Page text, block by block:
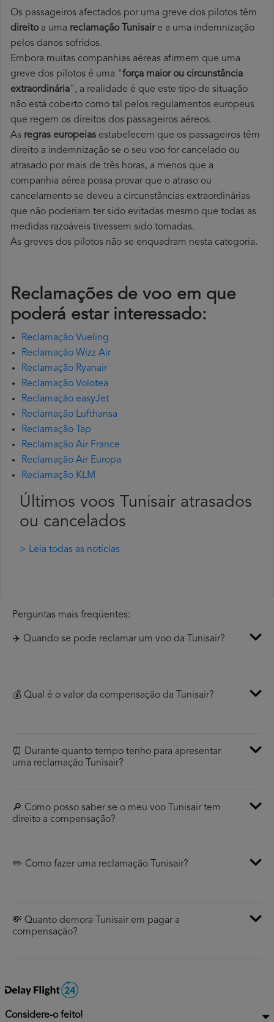
Os passageiros afectados por uma greve dos pilotos têm
direitoa uma reclamação Tunisaire a uma indemnização
pelos danos sofridos.
Embora muitas companhias aéreas afirmem que uma
greve dos pilotos é uma "força maior ou circunstância
extraordinária", a realidade é que este tipo de situação
não está coberto como tal pelos regulamentos europeus
que regem os direitos dos passageiros aéreos.
As regras europeias estabelecem que os passageiros têm
direito a indemnização se o seu voo for cancelado ou
atrasado por mais de três horas, a menos que a
companhia aérea possa provar que o atraso ou
cancelamento se deveu a circunstâncias extraordinárias
que não poderiam ter sido evitadas mesmo que todas as
medidas razoáveis tivessem sido tomadas.
As greves dos pilotos não se enquadram nesta categoria.
Reclamações de voo em que
poderá estar interessado:
Reclamação Vueling
Reclamação Wizz Air
Reclamação Ryanair
Reclamação Volotea
Reclamação easyJet
Reclamação Lufthansa
Reclamação Tap
Reclamação Air France
Reclamação Air Europa
Reclamação KLM
Últimos voos Tunisair atrasados
ou cancelados
> Leia todas as notícias
Perguntas mais freqüentes:
✈️ Quando se pode reclamar um voo da Tunisair?
💰 Qual é o valor da compensação da Tunisair?
⏰ Durante quanto tempo tenho para apresentar
uma reclamação Tunisair?
🔎 Como posso saber se o meu voo Tunisair tem
direito a compensação?
✏️ Como fazer uma reclamação Tunisair?
💸 Quanto demora Tunisair em pagar a
compensação?
Considere-o feito!